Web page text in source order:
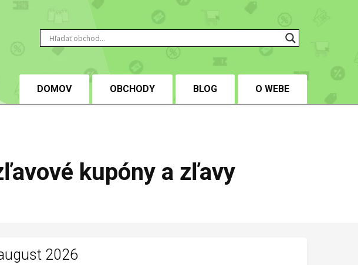
DOMOV OBCHODY BLOG O WEBE
kupóny a zľavy
2026